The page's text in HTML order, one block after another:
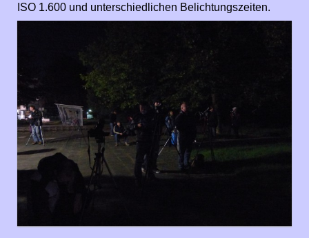
ISO 1.600 und unterschiedlichen Belichtungszeiten.